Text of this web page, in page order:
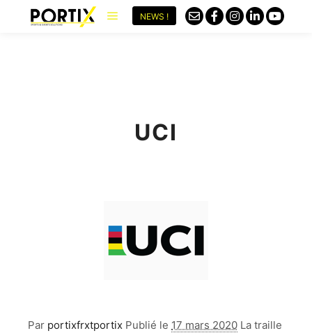
NEWS !
UCI
Par portixfrxtportix Publié le 17 mars 2020 La traille